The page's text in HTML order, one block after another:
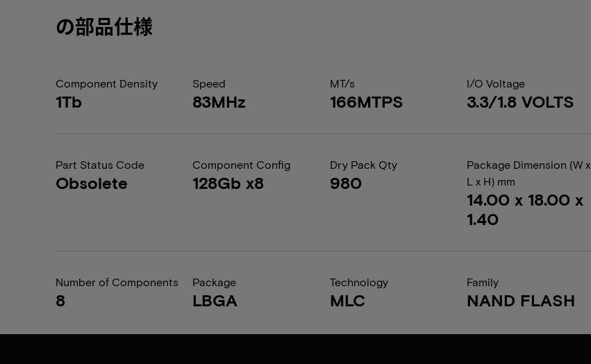
の部品仕様
Component Density
1Tb
Speed
83MHz
MT/s
166MTPS
I/O Voltage
3.3/1.8 VOLTS
Part Status Code
Obsolete
Component Config
128Gb x8
Dry Pack Qty
980
Package Dimension (W x
L x H) mm
14.00 x 18.00 x
1.40
Number of Components
8
Package
LBGA
Technology
MLC
Family
NAND FLASH